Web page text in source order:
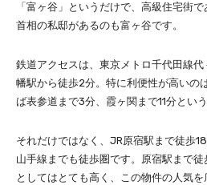
「富ヶ谷」というだけで、高級住宅街
首相の私邸があるのも富ヶ谷です。
鉄道アクセスは、東京メトロ千代田線
幡駅から徒歩2分。特に利便性が高いの
ば表参道まで3分、霞ヶ関まで11分とい
それだけではなく、JR原宿駅まで徒歩
山手線までも徒歩圏です。原宿駅まで
としてはとても高く、この物件の人気を